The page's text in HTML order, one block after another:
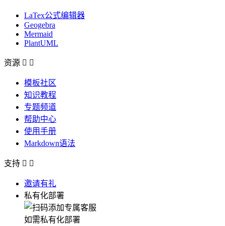
LaTex公式编辑器
Geogebra
Mermaid
PlantUML
资源  
模板社区
知识教程
专题频道
帮助中心
使用手册
Markdown语法
支持  
邀请有礼
私有化部署
如需私有化部署